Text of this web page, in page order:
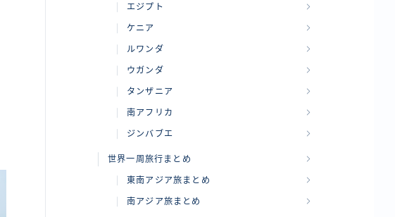
エジプト
ケニア
ルワンダ
ウガンダ
タンザニア
南アフリカ
ジンバブエ
世界一周旅行まとめ
東南アジア旅まとめ
南アジア旅まとめ